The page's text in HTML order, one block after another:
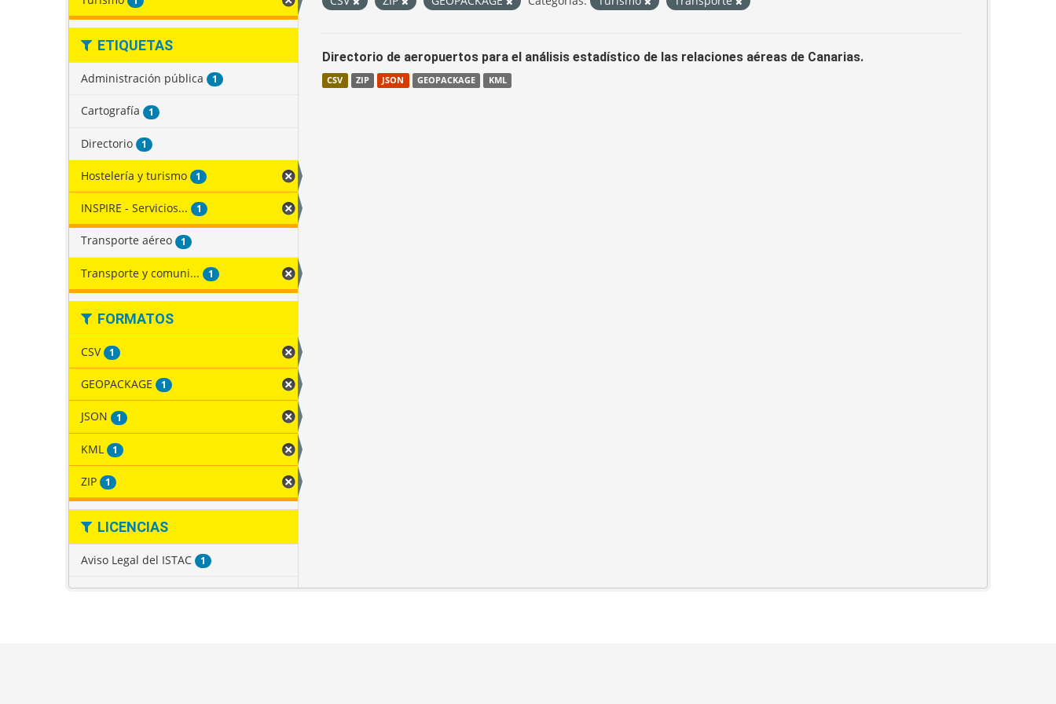
ETIQUETAS
Administración pública 1
Cartografía 1
Directorio 1
Hostelería y turismo 1
INSPIRE - Servicios... 1
Transporte aéreo 1
Transporte y comuni... 1
FORMATOS
CSV 1
GEOPACKAGE 1
JSON 1
KML 1
ZIP 1
LICENCIAS
Aviso Legal del ISTAC 1
Directorio de aeropuertos para el análisis estadístico de las relaciones aéreas de Canarias.
CSV ZIP JSON GEOPACKAGE KML